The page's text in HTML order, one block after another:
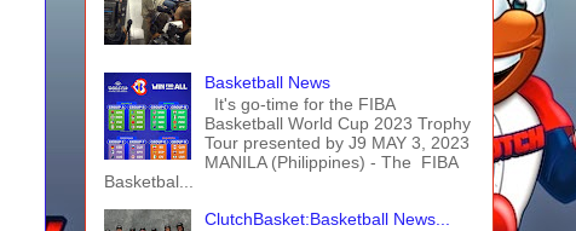
Basketball News
It's go-time for the FIBA
Basketball World Cup 2023 Trophy
Tour presented by J9 MAY 3, 2023
MANILA (Philippines) - The FIBA
Basketbal...
ClutchBasket:Basketball News...